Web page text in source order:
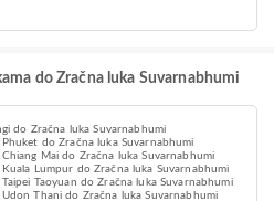
do Zračna luka Suvarnabhumi
do Zračna luka Suvarnabhumi
do Zračna luka Suvarnabhumi
Mai do Zračna luka Suvarnabhumi
Lumpur do Zračna luka Suvarnabhumi
Taoyuan do Zračna luka Suvarnabhumi
Thani do Zračna luka Suvarnabhumi